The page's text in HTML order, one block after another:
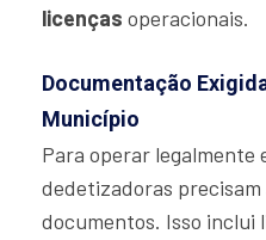
licenças operacionais.
Documentação
Município
Para operar legalmente
dedetizadoras
documentos. Isso inclui